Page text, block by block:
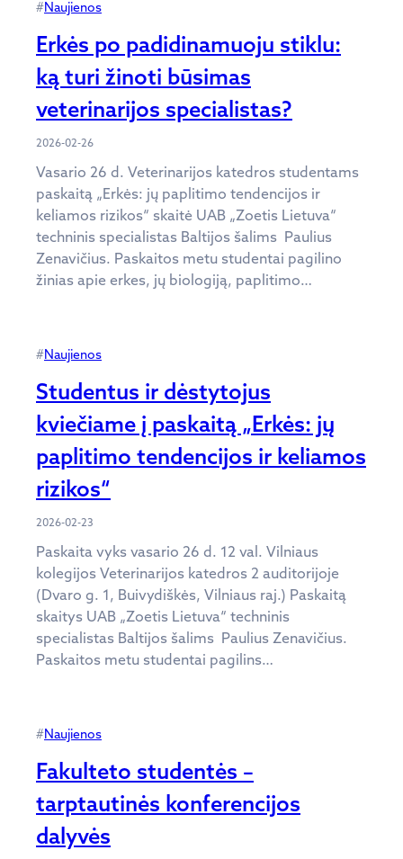
#Naujienos
Erkės po padidinamuoju stiklu:
ką turi žinoti būsimas
veterinarijos specialistas?
2026-02-26
Vasario 26 d. Veterinarijos katedros studentams
paskaitą „Erkės: jų paplitimo tendencijos ir
keliamos rizikos“ skaitė UAB „Zoetis Lietuva“
techninis specialistas Baltijos šalims Paulius
Zenavičius. Paskaitos metu studentai pagilino
žinias apie erkes, jų biologiją, paplitimo…
#Naujienos
Studentus ir dėstytojus
kviečiame į paskaitą „Erkės: jų
paplitimo tendencijos ir keliamos
rizikos“
2026-02-23
Paskaita vyks vasario 26 d. 12 val. Vilniaus
kolegijos Veterinarijos katedros 2 auditorijoje
(Dvaro g. 1, Buivydiškės, Vilniaus raj.) Paskaitą
skaitys UAB „Zoetis Lietuva“ techninis
specialistas Baltijos šalims Paulius Zenavičius.
Paskaitos metu studentai pagilins…
#Naujienos
Fakulteto studentės –
tarptautinės konferencijos
dalyvės